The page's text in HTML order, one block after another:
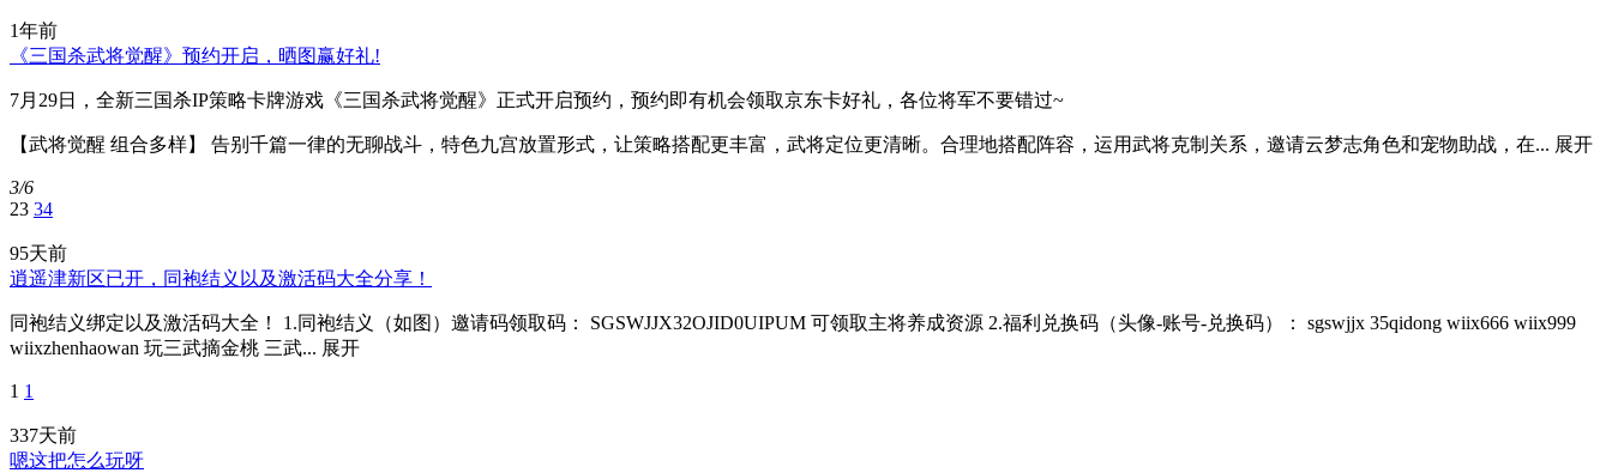
1年前
《三国杀武将觉醒》预约开启，晒图赢好礼!
7月29日，全新三国杀IP策略卡牌游戏《三国杀武将觉醒》正式开启预约，预约即有机会领取京东卡好礼，各位将军不要错过~
【武将觉醒 组合多样】 告别千篇一律的无聊战斗，特色九宫放置形式，让策略搭配更丰富，武将定位更清晰。合理地搭配阵容，运用武将克制关系，邀请云梦志角色和宠物助战，在... 展开
3/6
23 34
95天前
逍遥津新区已开，同袍结义以及激活码大全分享！
同袍结义绑定以及激活码大全！ 1.同袍结义（如图）邀请码领取码： SGSWJJX32OJID0UIPUM 可领取主将养成资源 2.福利兑换码（头像-账号-兑换码）： sgswjjx 35qidong wiix666 wiix999
wiixzhenhaowan 玩三武摘金桃 三武... 展开
1 1
337天前
嗯这把怎么玩呀